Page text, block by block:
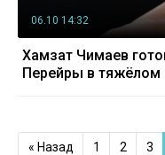
06.10 14:32
Хамзат Чимаев
Перейры в тяжёлом
« Назад 1 2 3